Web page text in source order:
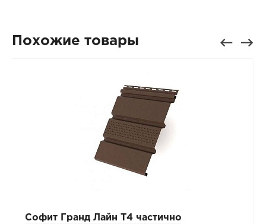
Похожие товары
Cофит Гранд Лайн T4 частично